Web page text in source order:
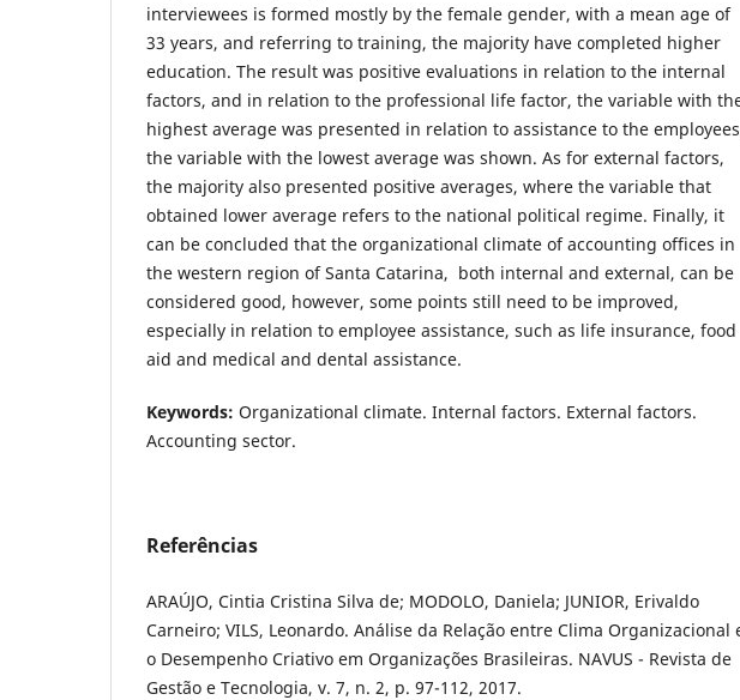
interviewees is formed mostly by the female gender, with a mean age of
33 years, and referring to training, the majority have completed higher
education. The result was positive evaluations in relation to the internal
factors, and in relation to the professional life factor, the variable with
highest average was presented in relation to assistance to the
the variable with the lowest average was shown. As for external factors,
the majority also presented positive averages, where the variable that
obtained lower average refers to the national political regime. Finally, it
can be concluded that the organizational climate of accounting offices in
the western region of Santa Catarina, both internal and external, can be
considered good, however, some points still need to be improved,
especially in relation to employee assistance, such as life insurance, food
aid and medical and dental assistance.
Keywords: Organizational climate. Internal factors. External factors.
Accounting sector.
Referências
ARAÚJO, Cintia Cristina Silva de; MODOLO, Daniela; JUNIOR, Erivaldo
Carneiro; VILS, Leonardo. Análise da Relação entre Clima Organizacional
o Desempenho Criativo em Organizações Brasileiras. NAVUS - Revista de
Gestão e Tecnologia, v. 7, n. 2, p. 97-112, 2017.